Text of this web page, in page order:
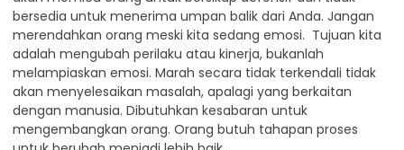
bersedia untuk menerima umpan balik dari Anda. Jangan
merendahkan orang meski kita sedang emosi. Tujuan kita
adalah mengubah perilaku atau kinerja, bukanlah
melampiaskan emosi. Marah secara tidak terkendali tidak
akan menyelesaikan masalah, apalagi yang berkaitan
dengan manusia. Dibutuhkan kesabaran untuk
mengembangkan orang. Orang butuh tahapan proses